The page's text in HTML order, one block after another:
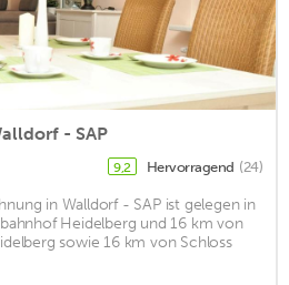
- SAP
9,2 Hervorragend (24)
in Walldorf - SAP ist gelegen in
Heidelberg und 16 km von
sowie 16 km von Schloss